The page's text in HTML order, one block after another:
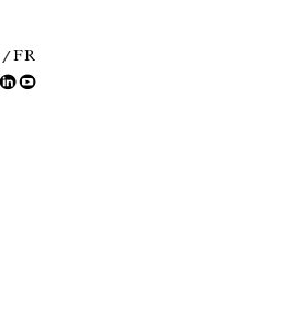
FR